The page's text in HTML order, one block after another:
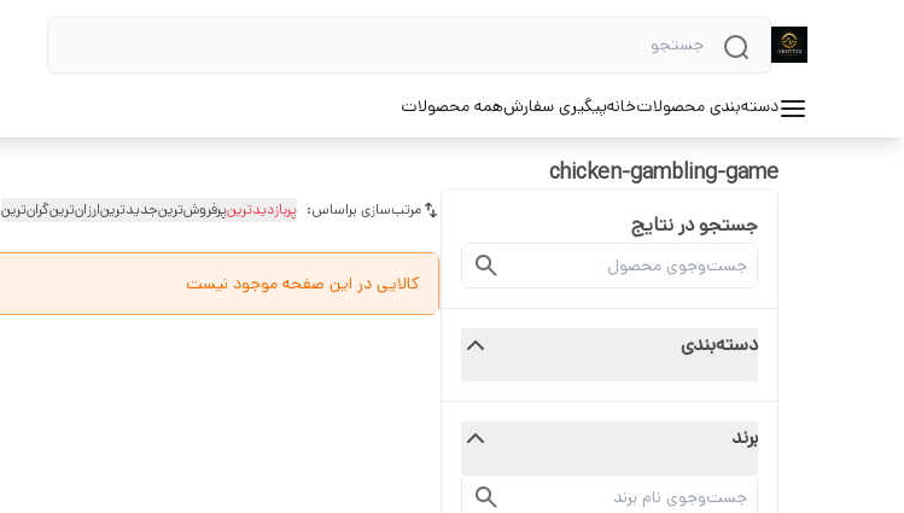
دسته‌بندی محصولاتخانهپیگیری سفارشهمه محصولات
chicken-gambling-game
جستجو در نتایج
دسته‌بندی
برند
مرتب‌سازی براساس: پربازدیدترینپرفروش‌ترینجدیدترینارزان‌ترینگران‌ترین
کالایی در این صفحه موجود نیست